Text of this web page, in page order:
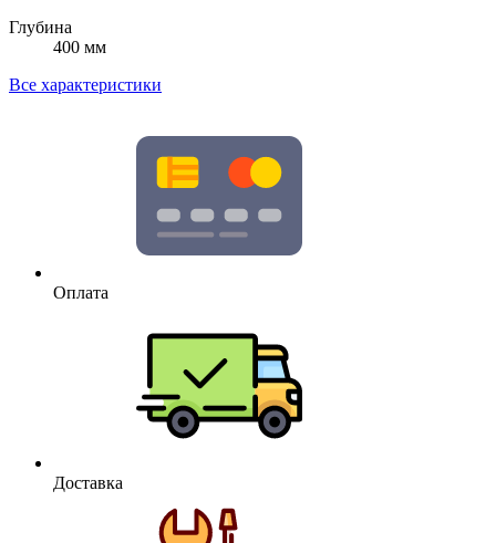
Глубина
400 мм
Все характеристики
Оплата
Доставка